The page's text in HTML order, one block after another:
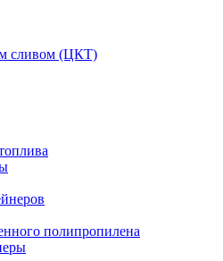
сливом (ЦКТ)
полипропилена